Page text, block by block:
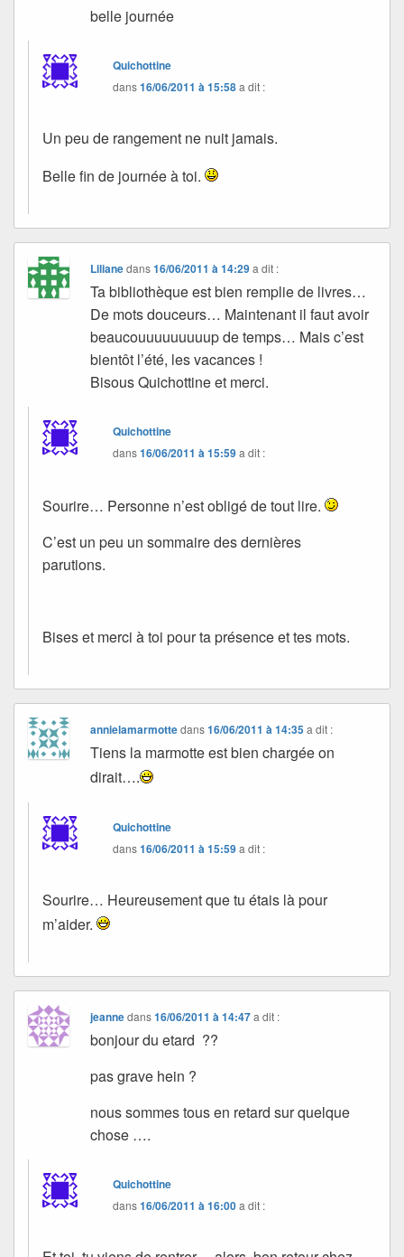
belle journée
Quichottine
dans16/06/2011 à 15:58a dit :
Un peu de rangement ne nuit jamais.
Belle fin de journée à toi.
Lilianedans16/06/2011 à 14:29 a dit :
Ta bibliothèque est bien remplie de livres…
De mots douceurs… Maintenant il faut avoir
beaucouuuuuuuuup de temps… Mais c’est
bientôt l’été, les vacances !
Bisous Quichottine et merci.
Quichottine
dans16/06/2011 à 15:59a dit :
Sourire… Personne n’est obligé de tout lire.
C’est un peu un sommaire des dernières
parutions.
Bises et merci à toi pour ta présence et tes mots.
annielamarmottedans16/06/2011 à 14:35 a dit :
Tiens la marmotte est bien chargée on
dirait….
Quichottine
dans16/06/2011 à 15:59a dit :
Sourire… Heureusement que tu étais là pour
m’aider.
jeannedans16/06/2011 à 14:47 a dit :
bonjour du etard ??
pas grave hein ?
nous sommes tous en retard sur quelque
chose ….
Quichottine
dans16/06/2011 à 16:00a dit :